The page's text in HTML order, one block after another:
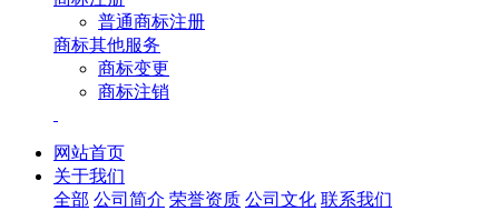
普通商标注册
商标其他服务
商标变更
商标注销
网站首页
关于我们
全部 公司简介 荣誉资质 公司文化 联系我们